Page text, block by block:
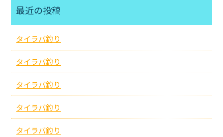
最近の投稿
タイラバ釣り
タイラバ釣り
タイラバ釣り
タイラバ釣り
タイラバ釣り